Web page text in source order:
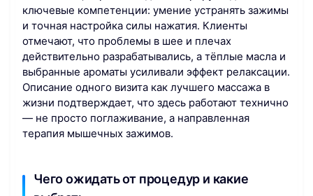
ключевые компетенции: умение устранять зажимы
и точная настройка силы нажатия. Клиенты
отмечают, что проблемы в шее и плечах
действительно разрабатывались, а тёплые масла и
выбранные ароматы усиливали эффект релаксации.
Описание одного визита как лучшего массажа в
жизни подтверждает, что здесь работают технично
— не просто поглаживание, а направленная
терапия мышечных зажимов.
Чего ожидать от процедур и какие